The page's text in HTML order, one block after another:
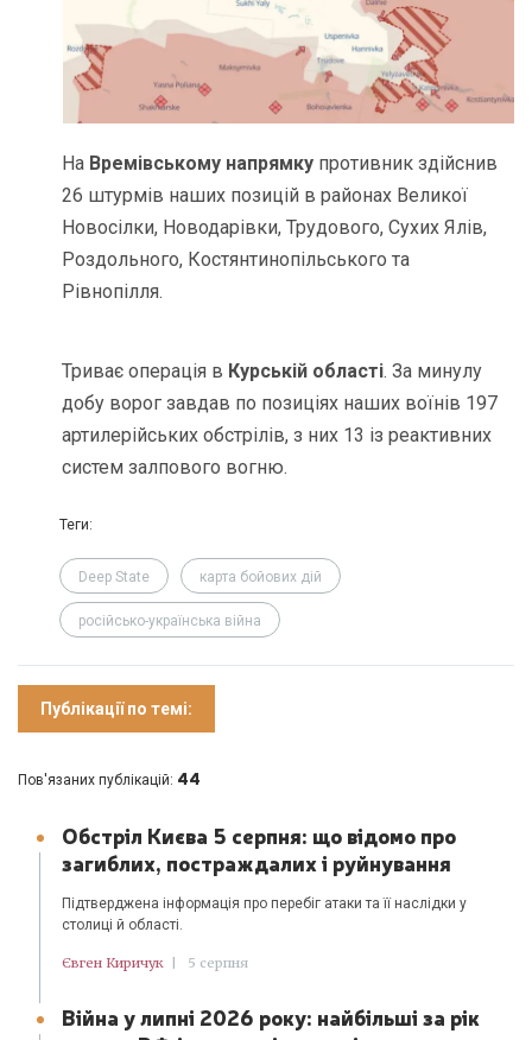
На Времівському напрямку противник здійснив
26 штурмів наших позицій в районах Великої
Новосілки, Новодарівки, Трудового, Сухих Ялів,
Роздольного, Костянтинопільського та
Рівнопілля.
Триває операція в Курській області. За минулу
добу ворог завдав по позиціях наших воїнів 197
артилерійських обстрілів, з них 13 із реактивних
систем залпового вогню.
Теги:
Deep State карта бойових дій
російсько-українська війна
Публікації по темі:
Пов'язаних публікацій: 44
Обстріл Києва 5 серпня: що відомо про
загиблих, постраждалих і руйнування
Підтверджена інформація про перебіг атаки та її наслідки у
столиці й області.
Євген Киричук | 5 серпня
Війна у липні 2026 року: найбільші за рік